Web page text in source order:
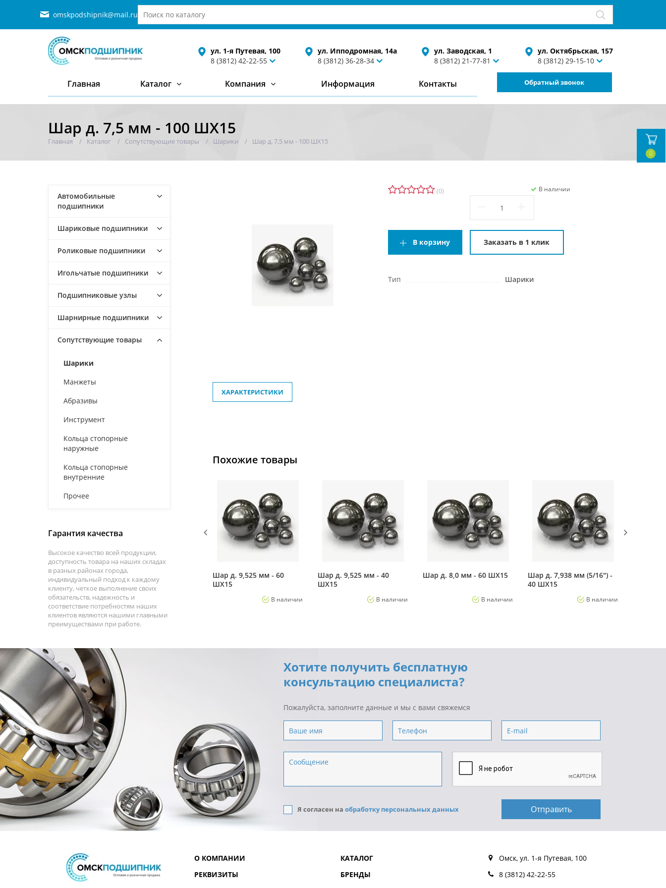
omskpodshipnik@mail.ru
ул. 1-я Путевая, 100
8 (3812) 42-22-55
ул. Ипподромная, 14а
8 (3812) 36-28-34
ул. Заводская, 1
8 (3812) 21-77-81
ул. Октябрьская, 157
8 (3812) 29-15-10
Главная Каталог Компания Информация Контакты Обратный звонок
Шар д. 7,5 мм - 100 ШХ15
Главная Каталог Сопутствующие товары Шарики Шар д. 7,5 мм - 100 ШХ15
(0) В наличии
В корзину Заказать в 1 клик
Тип Шарики
ХАРАКТЕРИСТИКИ
Похожие товары
Шар д. 9,525 мм - 60
ШХ15
В наличии
Шар д. 9,525 мм - 40
ШХ15
В наличии
Шар д. 8,0 мм - 60 ШХ15
В наличии
Шар д. 7,938 мм (5/16") -
40 ШХ15
В наличии
Автомобильные
подшипники
Шариковые подшипники
Роликовые подшипники
Игольчатые подшипники
Подшипниковые узлы
Шарнирные подшипники
Сопутствующие товары
Шарики
Манжеты
Абразивы
Инструмент
Кольца стопорные
наружные
Кольца стопорные
внутренние
Прочее
Гарантия качества
Высокое качество всей продукции,
доступность товара на наших складах
в разных районах города,
индивидуальный подход к каждому
клиенту, четкое выполнение своих
обязательств, надежность и
соответствие потребностям наших
клиентов являются нашими главными
преимуществами при работе.
Хотите получить бесплатную
консультацию специалиста?
Пожалуйста, заполните данные и мы с вами свяжемся
Я согласен на обработку персональных данных
О КОМПАНИИ
РЕКВИЗИТЫ
КАТАЛОГ
БРЕНДЫ
Омск, ул. 1-я Путевая, 100
8 (3812) 42-22-55
0